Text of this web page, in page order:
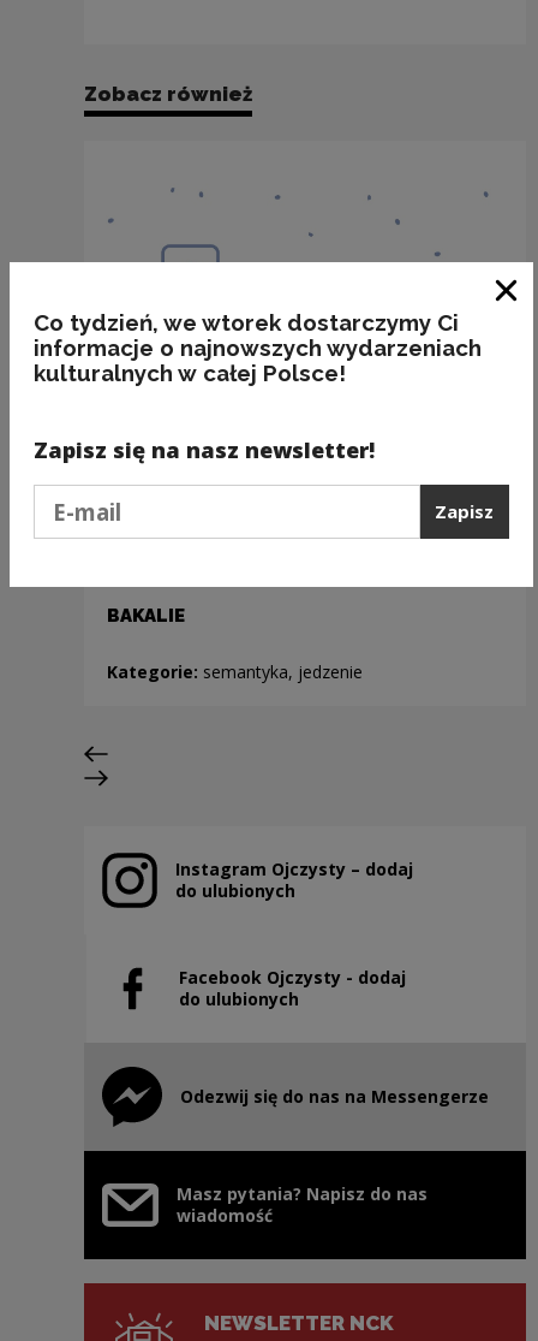
Zobacz również
BAKALIE
Kategorie: semantyka, jedzenie
Poprzedni slajd
Następny slajd
Instagram Ojczysty – dodaj
do ulubionych
Uwaga, link zostanie otwarty w nowym oknie
Facebook Ojczysty - dodaj
do ulubionych
Uwaga, link zostanie otwarty w nowym oknie
Odezwij się do nas na Messengerze
Uwaga, link zostanie otwarty w nowym oknie
Masz pytania? Napisz do nas
wiadomość
NEWSLETTER NCK
Co tydzień, we wtorek dostarczymy Ci
informacje o najnowszych wydarzeniach
kulturalnych w całej Polsce!
Zapisz się na nasz newsletter!
Zapisz